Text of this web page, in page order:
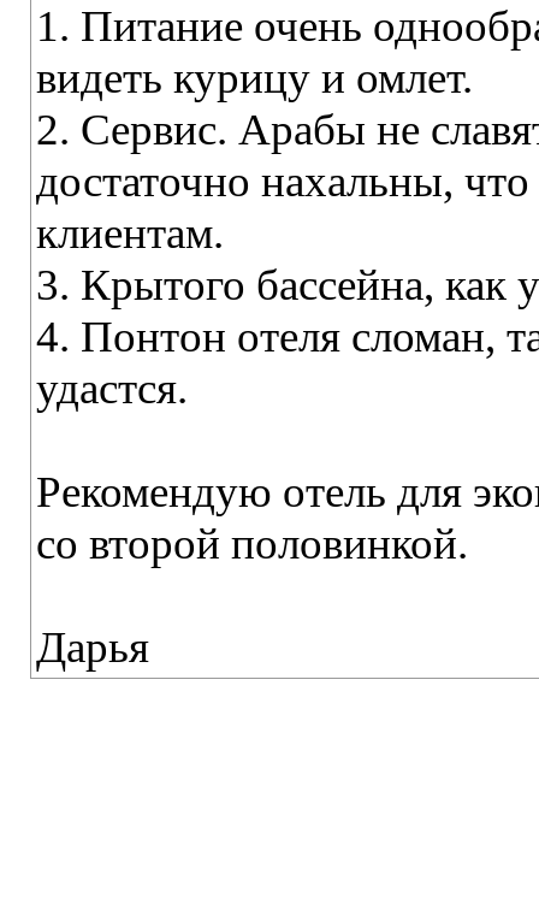
1. Питание очень
видеть курицу и омлет.
2. Сервис. Арабы не
достаточно нахальны,
клиентам.
3. Крытого бассейна, как
4. Понтон отеля сломан,
удастся.
Рекомендую отель для
со второй половинкой.
Дарья